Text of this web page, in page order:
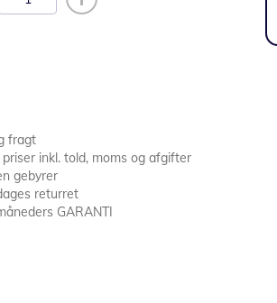
fragt
inkl. told, moms og afgifter
gebyrer
returret
GARANTI